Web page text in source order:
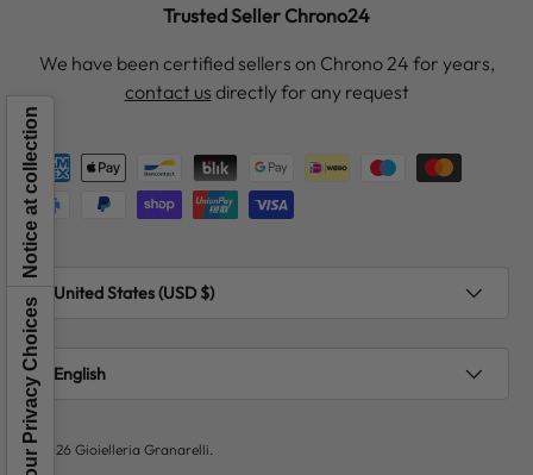
Trusted Seller Chrono24
We have been certified sellers on Chrono 24 for years,
contact us directly for any request
Payment methods accepted
Country/Region
United States (USD $)
Language
English
© 2026 Gioielleria Granarelli
Your Privacy Choices
Notice at collection